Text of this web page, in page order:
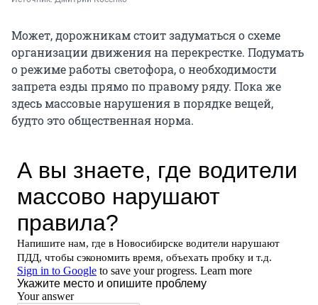
Может, дорожникам стоит задуматься о схеме
организации движения на перекрестке. Подумать
о режиме работы светофора, о необходимости
запрета езды прямо по правому ряду. Пока же
здесь массовые нарушения в порядке вещей,
будто это общественная норма.